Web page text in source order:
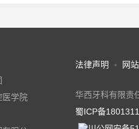
医学院
法律声明 网
华西牙科有限责
蜀ICP备